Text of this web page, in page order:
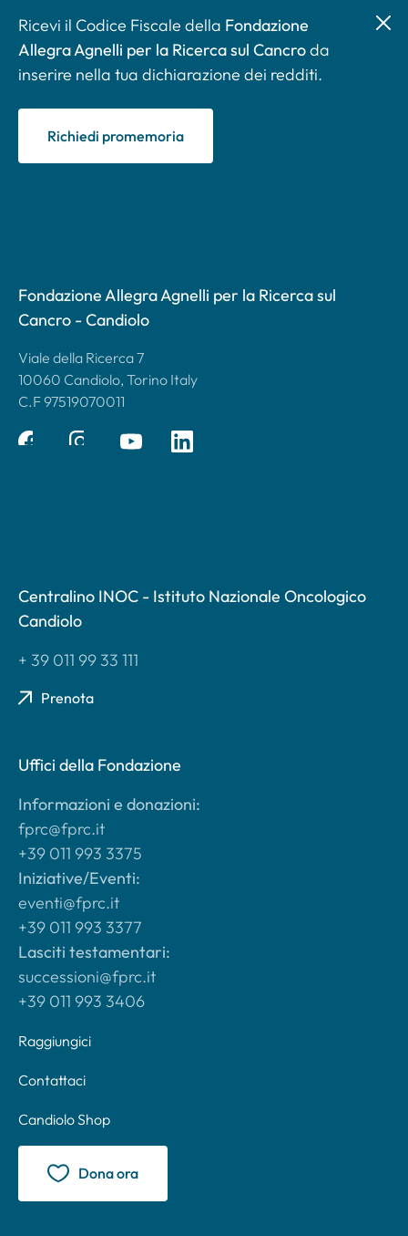
Ricevi il Codice Fiscale della Fondazione
Allegra Agnelli per la Ricerca sul Cancroda
inserire nella tua dichiarazione dei redditi.
Richiedi promemoria
Fondazione Allegra Agnelli per la Ricerca sul
Cancro - Candiolo
Viale della Ricerca 7
10060 Candiolo, Torino Italy
C.F 97519070011
Centralino INOC - Istituto Nazionale Oncologico
Candiolo
+ 39 011 99 33 111
Prenota
Uffici della Fondazione
Informazioni e donazioni:
fprc@fprc.it
+39 011 993 3375
Iniziative/Eventi:
eventi@fprc.it
+39 011 993 3377
Lasciti testamentari:
successioni@fprc.it
+39 011 993 3406
Raggiungici
Contattaci
Candiolo Shop
Dona ora